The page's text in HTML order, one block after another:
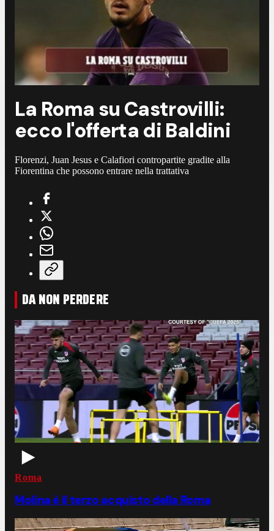
La Roma su Castrovilli:
ecco l'offerta di Baldini
Florenzi, Juan Jesus e Calafiori contropartite gradite alla
Fiorentina che possono entrare nella trattativa
DA NON PERDERE
Roma
Molina è il terzo acquisto della Roma